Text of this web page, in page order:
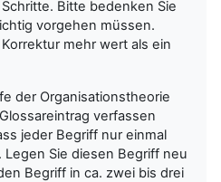
Bitte bedenken Sie
vorgehen müssen.
mehr wert als ein
der Organisationstheorie
verfassen
jeder Begriff nur einmal
Sie diesen Begriff neu
Begriff in ca. zwei bis drei